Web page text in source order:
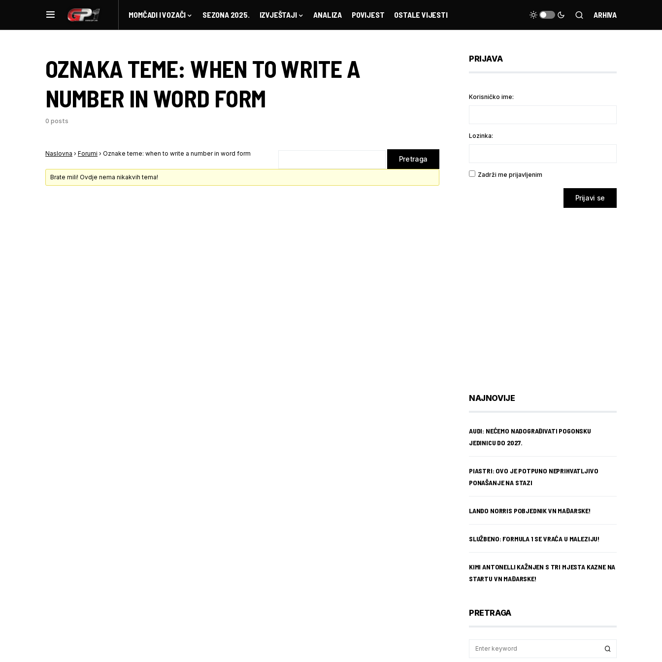
MOMČADI I VOZAČI SEZONA 2025. IZVJEŠTAJI ANALIZA POVIJEST OSTALE VIJESTI ARHIVA
OZNAKA TEME: WHEN TO WRITE A
NUMBER IN WORD FORM
0 posts
Naslovna › Forumi › Oznake teme: when to write a number in word form
Brate mili! Ovdje nema nikakvih tema!
PRIJAVA
Korisničko ime:
Lozinka:
Zadrži me prijavljenim
Prijavi se
NAJNOVIJE
AUDI: NEĆEMO NADOGRAĐIVATI POGONSKU
JEDINICU DO 2027.
PIASTRI: OVO JE POTPUNO NEPRIHVATLJIVO
PONAŠANJE NA STAZI
LANDO NORRIS POBJEDNIK VN MAĐARSKE!
SLUŽBENO: FORMULA 1 SE VRAĆA U MALEZIJU!
KIMI ANTONELLI KAŽNJEN S TRI MJESTA KAZNE NA
STARTU VN MAĐARSKE!
PRETRAGA